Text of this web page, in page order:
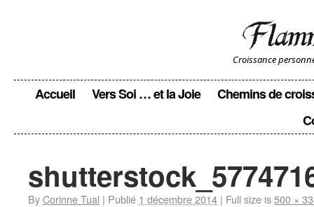
Croissance
Accueil Vers Soi … et la Joie
Chemins de
ByCorinne Tual | Publié 1 décembre 2014 | Full size is500 ×